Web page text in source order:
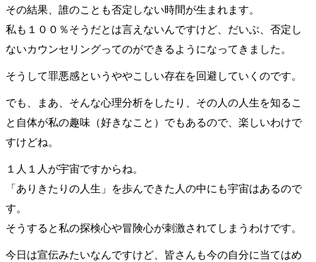
その結果、誰のことも否定しない時間が生まれます。
私も１００％そうだとは言えないんですけど、だいぶ、否定し
ないカウンセリングってのができるようになってきました。
そうして罪悪感というややこしい存在を回避していくのです。
でも、まあ、そんな心理分析をしたり、その人の人生を知るこ
と自体が私の趣味（好きなこと）でもあるので、楽しいわけで
すけどね。
１人１人が宇宙ですからね。
「ありきたりの人生」を歩んできた人の中にも宇宙はあるので
す。
そうすると私の探検心や冒険心が刺激されてしまうわけです。
今日は宣伝みたいなんですけど、皆さんも今の自分に当てはめ